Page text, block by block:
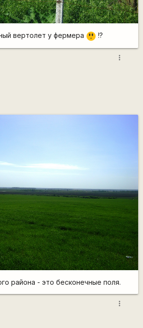
вертолет у фермера
=8
O
!?
more_vert
района - это бесконечные поля.
more_vert